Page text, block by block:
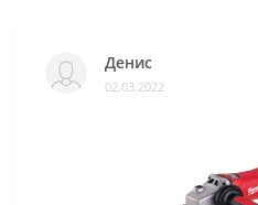
Денис
02.03.2022